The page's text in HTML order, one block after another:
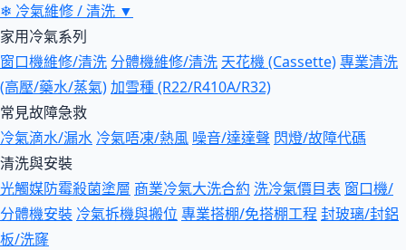
❄ 冷氣維修 / 清洗 ▼
家用冷氣系列
窗口機維修/清洗 分體機維修/清洗 天花機 (Cassette)專業清洗
(高壓/藥水/蒸氣)加雪種 (R22/R410A/R32)
常見故障急救
冷氣滴水/漏水 冷氣唔凍/熱風 噪音/達達聲 閃燈/故障代碼
清洗與安裝
光觸媒防霉殺菌塗層 商業冷氣大洗合約 洗冷氣價目表 窗口機/
分體機安裝 冷氣拆機與搬位 專業搭棚/免搭棚工程 封玻璃/封鋁
板/洗窿